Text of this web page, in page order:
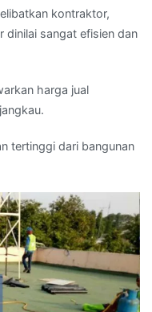
kontraktor,
dinilai sangat efisien dan
harga jual
tertinggi dari bangunan